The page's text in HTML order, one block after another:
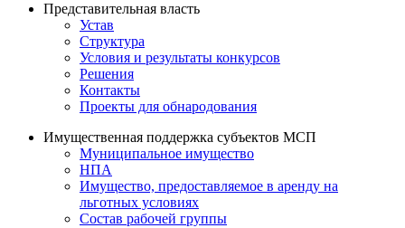
Представительная власть
Устав
Структура
Условия и результаты конкурсов
Решения
Контакты
Проекты для обнародования
Имущественная поддержка субъектов МСП
Муниципальное имущество
НПА
Имущество, предоставляемое в аренду на
льготных условиях
Состав рабочей группы